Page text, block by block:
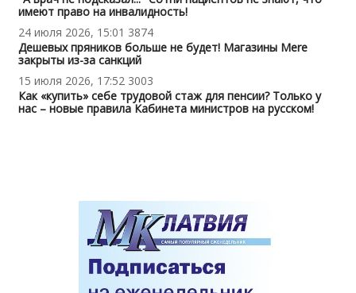
имеют право на инвалидность!
24 июля 2026, 15:01 3874
Дешевых пряников больше не будет! Магазины Mere
закрыты из-за санкций
15 июля 2026, 17:52 3003
Как «купить» себе трудовой стаж для пенсии? Только у
нас – новые правила Кабинета министров на русском!